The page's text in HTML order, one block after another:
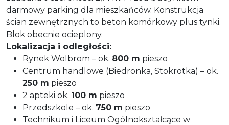
darmowy parking dla mieszkańców. Konstrukcja
ścian zewnętrznych to beton komórkowy plus tynki.
Blok obecnie ocieplony.
Lokalizacja i odległości:
Rynek Wolbrom – ok. 800 m pieszo
Centrum handlowe (Biedronka, Stokrotka) – ok.
250 m pieszo
2 apteki ok. 100 m pieszo
Przedszkole – ok. 750 m pieszo
Technikum i Liceum Ogólnokształcące w